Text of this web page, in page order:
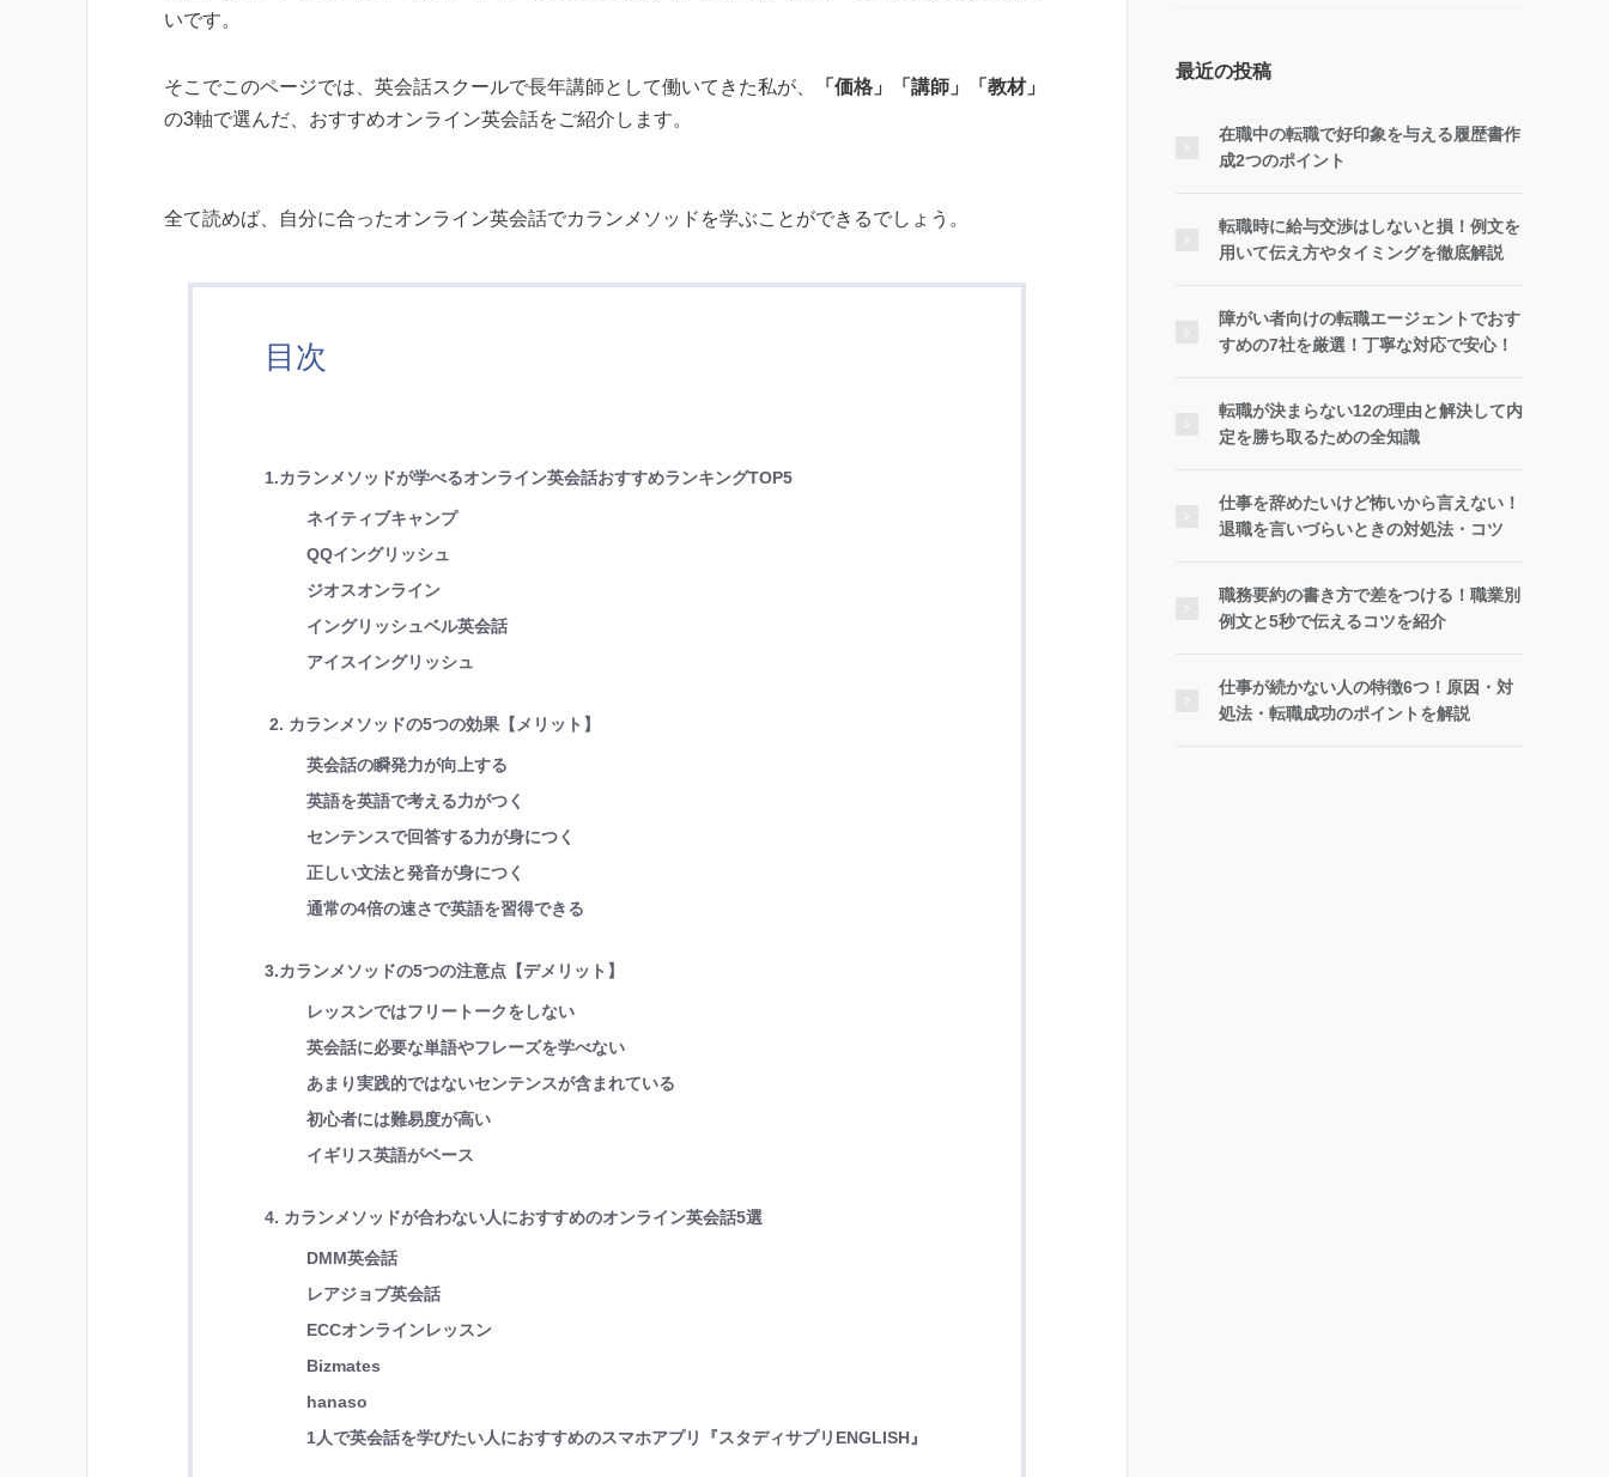
いです。
そこでこのページでは、英会話スクールで長年講師として働いてきた私が、
「価格」「講師」「教材」
の3軸で選んだ、おすすめオンライン英会話をご紹介します。
全て読めば、自分に合ったオンライン英会話でカランメソッドを学ぶことができるでしょう。
目次
1.カランメソッドが学べるオンライン英会話おすすめランキングTOP5
ネイティブキャンプ
QQイングリッシュ
ジオスオンライン
イングリッシュベル英会話
アイスイングリッシュ
2. カランメソッドの5つの効果【メリット】
英会話の瞬発力が向上する
英語を英語で考える力がつく
センテンスで回答する力が身につく
正しい文法と発音が身につく
通常の4倍の速さで英語を習得できる
3.カランメソッドの5つの注意点【デメリット】
レッスンではフリートークをしない
英会話に必要な単語やフレーズを学べない
あまり実践的ではないセンテンスが含まれている
初心者には難易度が高い
イギリス英語がベース
4. カランメソッドが合わない人におすすめのオンライン英会話5選
DMM英会話
レアジョブ英会話
ECCオンラインレッスン
Bizmates
hanaso
1人で英会話を学びたい人におすすめのスマホアプリ『スタディサプリENGLISH』
最近の投稿
在職中の転職で好印象を与える履歴書作
成2つのポイント
転職時に給与交渉はしないと損！例文を
用いて伝え方やタイミングを徹底解説
障がい者向けの転職エージェントでおす
すめの7社を厳選！丁寧な対応で安心！
転職が決まらない12の理由と解決して内
定を勝ち取るための全知識
仕事を辞めたいけど怖いから言えない！
退職を言いづらいときの対処法・コツ
職務要約の書き方で差をつける！職業別
例文と5秒で伝えるコツを紹介
仕事が続かない人の特徴6つ！原因・対
処法・転職成功のポイントを解説